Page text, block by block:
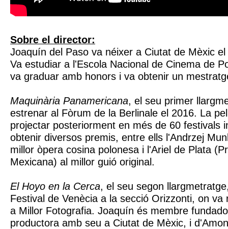
Sobre el director:
Joaquín del Paso va néixer a Ciutat de Mèxic
Va estudiar a l'Escola Nacional de Cinema de
va graduar amb honors i va obtenir un
Maquinària Panamericana, el seu primer
estrenar al Fòrum de la Berlinale el 2016. La
projectar posteriorment en més de 60 festivals
obtenir diversos premis, entre ells l'Andrzej
millor òpera cosina polonesa i l'Ariel de Plata
Mexicana) al millor guió original.
El Hoyo en la Cerca, el seu segon
Festival de Venècia a la secció Orizzonti, on va
a Millor Fotografia. Joaquín és membre
productora amb seu a Ciutat de Mèxic, i